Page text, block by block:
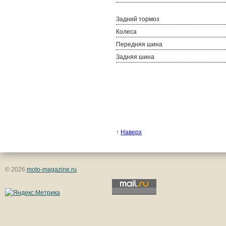
Задний тормоз
Колеса
Передняя шина
Задняя шина
↑ Наверх
© 2026 moto-magazine.ru